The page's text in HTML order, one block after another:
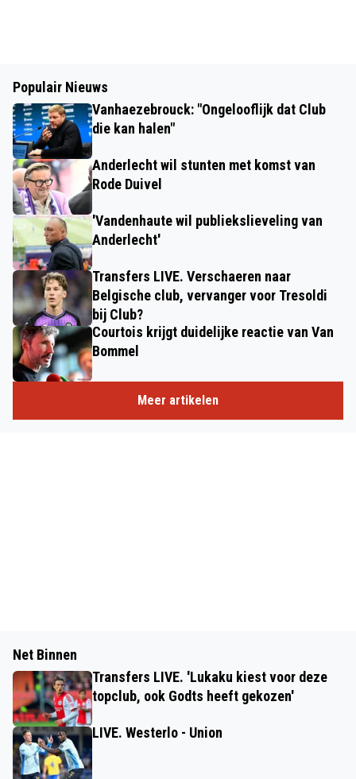
Populair Nieuws
Vanhaezebrouck: "Ongelooflijk dat Club
die kan halen"
Anderlecht wil stunten met komst van
Rode Duivel
'Vandenhaute wil publiekslieveling van
Anderlecht'
Transfers LIVE. Verschaeren naar
Belgische club, vervanger voor Tresoldi
bij Club?
Courtois krijgt duidelijke reactie van Van
Bommel
Meer artikelen
Net Binnen
Transfers LIVE. 'Lukaku kiest voor deze
topclub, ook Godts heeft gekozen'
LIVE. Westerlo - Union